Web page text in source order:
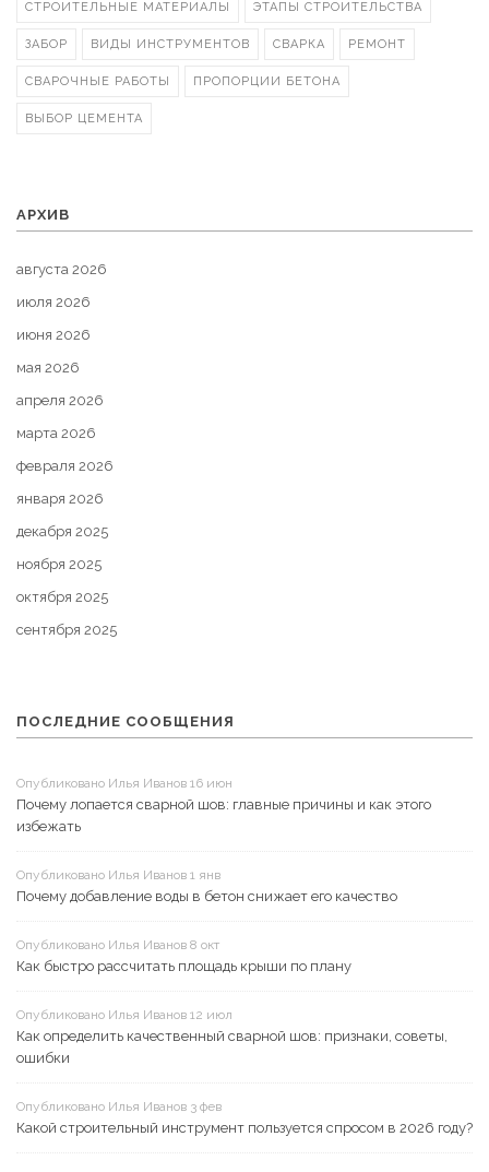
СТРОИТЕЛЬНЫЕ МАТЕРИАЛЫ ЭТАПЫ СТРОИТЕЛЬСТВА
ЗАБОР ВИДЫ ИНСТРУМЕНТОВ СВАРКА РЕМОНТ
СВАРОЧНЫЕ РАБОТЫ ПРОПОРЦИИ БЕТОНА
ВЫБОР ЦЕМЕНТА
АРХИВ
августа 2026
июля 2026
июня 2026
мая 2026
апреля 2026
марта 2026
февраля 2026
января 2026
декабря 2025
ноября 2025
октября 2025
сентября 2025
ПОСЛЕДНИЕ СООБЩЕНИЯ
Опубликовано Илья Иванов 16 июн
Почему лопается сварной шов: главные причины и как этого
избежать
Опубликовано Илья Иванов 1 янв
Почему добавление воды в бетон снижает его качество
Опубликовано Илья Иванов 8 окт
Как быстро рассчитать площадь крыши по плану
Опубликовано Илья Иванов 12 июл
Как определить качественный сварной шов: признаки, советы,
ошибки
Опубликовано Илья Иванов 3 фев
Какой строительный инструмент пользуется спросом в 2026 году?